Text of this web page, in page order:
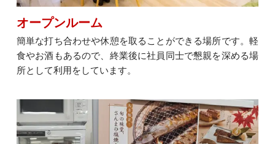
オープンルーム
簡単な打ち合わせや休憩を取ることができる場所です。軽
食やお酒もあるので、終業後に社員同士で懇親を深める場
所として利用をしています。